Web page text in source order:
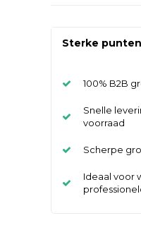
Sterke
100% B2B
Snelle
voorraad
Scherpe
Ideaal voor